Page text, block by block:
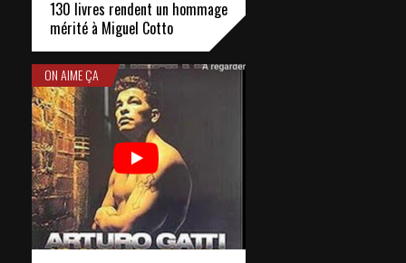
130 livres rendent un hommage
mérité à Miguel Cotto
ON AIME ÇA